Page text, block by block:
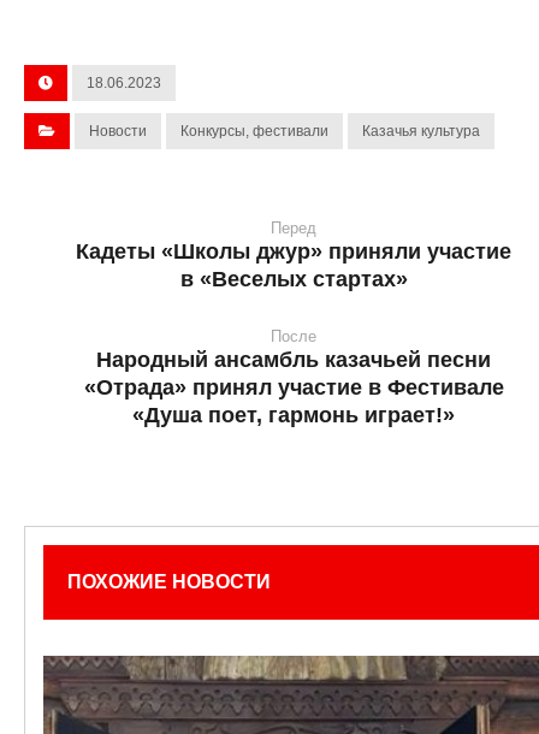
18.06.2023
Новости Конкурсы, фестивали Казачья культура
Перед
Кадеты «Школы джур» приняли участие
в «Веселых стартах»
После
Народный ансамбль казачьей песни
«Отрада» принял участие в Фестивале
«Душа поет, гармонь играет!»
ПОХОЖИЕ НОВОСТИ